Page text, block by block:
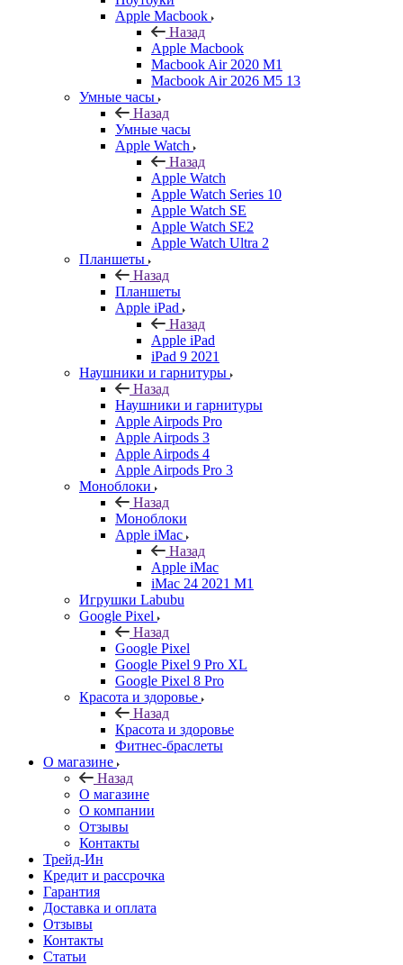
Apple Macbook
Назад
Apple Macbook
Macbook Air 2020 M1
Macbook Air 2026 M5 13
Умные часы
Назад
Умные часы
Apple Watch
Назад
Apple Watch
Apple Watch Series 10
Apple Watch SE
Apple Watch SE2
Apple Watch Ultra 2
Планшеты
Назад
Планшеты
Apple iPad
Назад
Apple iPad
iPad 9 2021
Наушники и гарнитуры
Назад
Наушники и гарнитуры
Apple Airpods Pro
Apple Airpods 3
Apple Airpods 4
Apple Airpods Pro 3
Моноблоки
Назад
Моноблоки
Apple iMac
Назад
Apple iMac
iMac 24 2021 M1
Игрушки Labubu
Google Pixel
Назад
Google Pixel
Google Pixel 9 Pro XL
Google Pixel 8 Pro
Красота и здоровье
Назад
Красота и здоровье
Фитнес-браслеты
О магазине
Назад
О магазине
О компании
Отзывы
Контакты
Трейд-Ин
Кредит и рассрочка
Гарантия
Доставка и оплата
Отзывы
Контакты
Статьи